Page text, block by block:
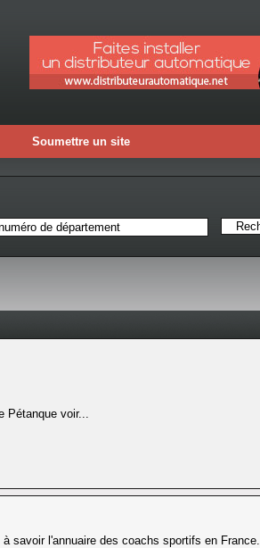
Soumettre un site
Pétanque voir...
savoir l'annuaire des coachs sportifs en France.